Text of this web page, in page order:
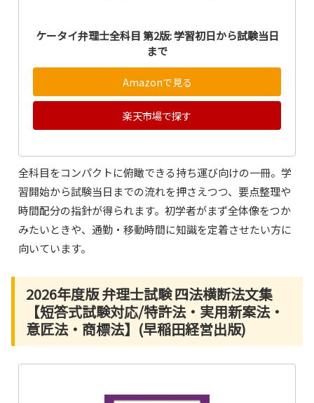
ケータイ弁理士全科目 第2版: 学習初日から試験当日
まで
Amazonで見る
楽天市場で探す
全科目をコンパクトに俯瞰できる持ち運び向けの一冊。学
習開始から試験当日までの流れを押さえつつ、要点整理や
時間配分の指針が得られます。初学者がまず全体像をつか
みたいときや、通勤・移動時間に知識を定着させたい方に
向いています。
2026年度版 弁理士試験 四法横断法文集
【短答式試験対応/特許法・実用新案法・
意匠法・商標法】(早稲田経営出版)